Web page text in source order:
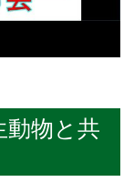
動物と共